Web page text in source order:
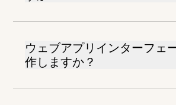
ウェブアプリインターフェ
作しますか？